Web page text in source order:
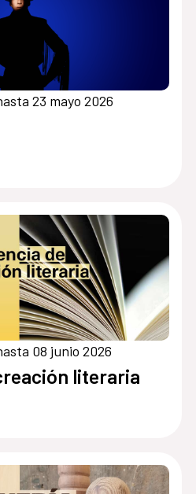
23 mayo 2026
08 junio 2026
literaria